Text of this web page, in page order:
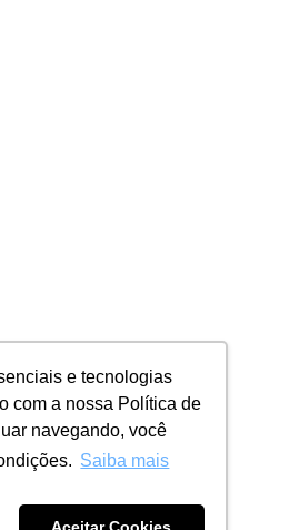
e tecnologias
com a nossa Política de
navegando, você
Saiba mais